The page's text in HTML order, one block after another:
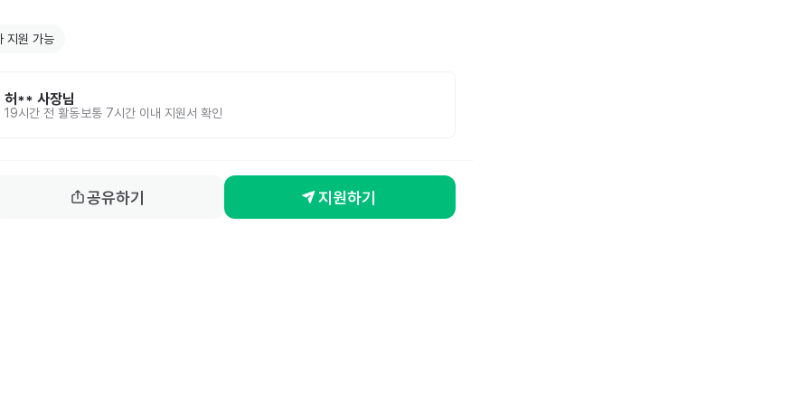
지원 가능
허** 사장님
19시간 전 활동 보통 7시간 이내 지원서 확인
공유하기 지원하기